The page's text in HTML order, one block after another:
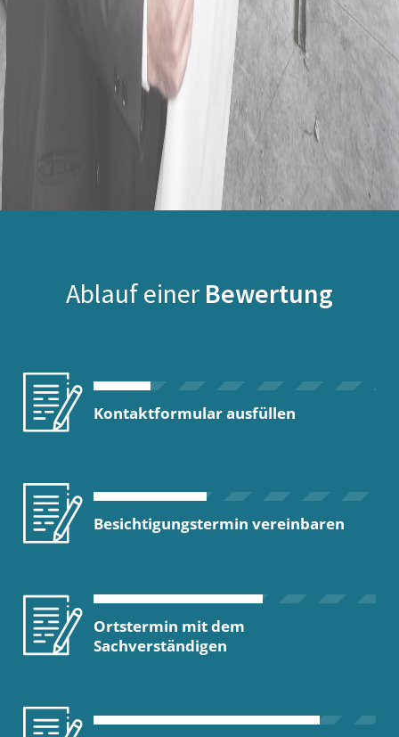
Ablauf einer Bewertung
Kontaktformular ausfüllen
Besichtigungstermin vereinbaren
Ortstermin mit dem
Sachverständigen